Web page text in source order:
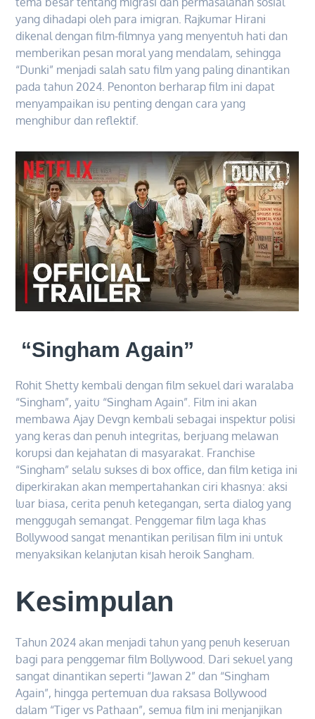
yang dihadapi oleh para imigran. Rajkumar Hirani
dikenal dengan film-filmnya yang menyentuh hati dan
memberikan pesan moral yang mendalam, sehingga
“Dunki” menjadi salah satu film yang paling dinantikan
pada tahun 2024. Penonton berharap film ini dapat
menyampaikan isu penting dengan cara yang
menghibur dan reflektif.
“Singham Again”
Rohit Shetty kembali dengan film sekuel dari waralaba
“Singham”, yaitu “Singham Again”. Film ini akan
membawa Ajay Devgn kembali sebagai inspektur polisi
yang keras dan penuh integritas, berjuang melawan
korupsi dan kejahatan di masyarakat. Franchise
“Singham” selalu sukses di box office, dan film ketiga ini
diperkirakan akan mempertahankan ciri khasnya: aksi
luar biasa, cerita penuh ketegangan, serta dialog yang
menggugah semangat. Penggemar film laga khas
Bollywood sangat menantikan perilisan film ini untuk
menyaksikan kelanjutan kisah heroik Sangham.
Kesimpulan
Tahun 2024 akan menjadi tahun yang penuh keseruan
bagi para penggemar film Bollywood. Dari sekuel yang
sangat dinantikan seperti “Jawan 2” dan “Singham
Again”, hingga pertemuan dua raksasa Bollywood
dalam “Tiger vs Pathaan”, semua film ini menjanjikan